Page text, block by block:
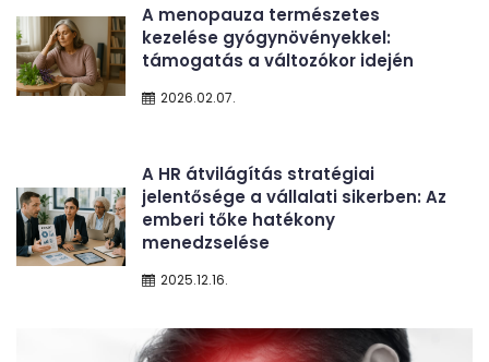
2026.02.07.
A menopauza természetes
kezelése gyógynövényekkel:
támogatás a változókor idején
2025.12.16.
A HR átvilágítás stratégiai
jelentősége a vállalati sikerben: Az
emberi tőke hatékony
menedzselése